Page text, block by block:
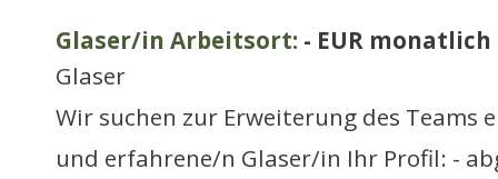
Glaser/in Arbeitsort: - EUR monatlich
Glaser
Wir suchen zur Erweiterung des Teams
und erfahrene/n Glaser/in Ihr Profil: -